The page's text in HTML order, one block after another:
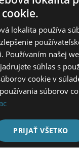
Leasingová kalkulačka
ponukou
lokalita používa
Používaním našej
súhlas s
cookie v
súborov
PRIJAŤ VŠETKO